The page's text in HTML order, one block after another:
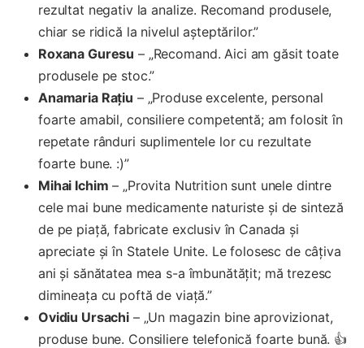
rezultat negativ la analize. Recomand produsele,
chiar se ridică la nivelul așteptărilor.”
Roxana Guresu – „Recomand. Aici am găsit toate
produsele pe stoc.”
Anamaria Rațiu – „Produse excelente, personal
foarte amabil, consiliere competentă; am folosit în
repetate rânduri suplimentele lor cu rezultate
foarte bune. :)”
Mihai Ichim – „Provita Nutrition sunt unele dintre
cele mai bune medicamente naturiste și de sinteză
de pe piață, fabricate exclusiv în Canada și
apreciate și în Statele Unite. Le folosesc de câțiva
ani și sănătatea mea s-a îmbunătățit; mă trezesc
dimineața cu poftă de viață.”
Ovidiu Ursachi – „Un magazin bine aprovizionat,
produse bune. Consiliere telefonică foarte bună. 👍